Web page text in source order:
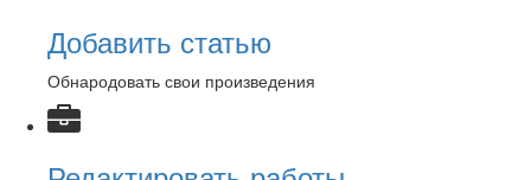
Добавить статью
Обнародовать свои произведения